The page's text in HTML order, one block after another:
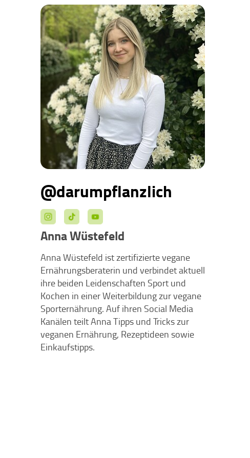
@darumpflanzlich
Anna Wüstefeld
Anna Wüstefeld ist zertifizierte vegane
Ernährungsberaterin und verbindet aktuell
ihre beiden Leidenschaften Sport und
Kochen in einer Weiterbildung zur vegane
Sporternährung. Auf ihren Social Media
Kanälen teilt Anna Tipps und Tricks zur
veganen Ernährung, Rezeptideen sowie
Einkaufstipps.